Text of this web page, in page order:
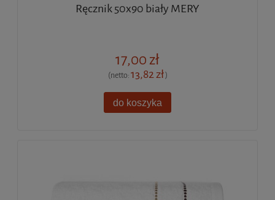
Ręcznik 50x90 biały MERY
17,00 zł
(netto:13,82 zł)
do koszyka